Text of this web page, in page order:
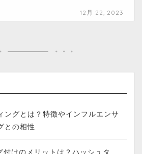
12月 22, 2023
ングとは？特徴やインフルエンサ
との相性
付けのメリットは？ハッシュタ